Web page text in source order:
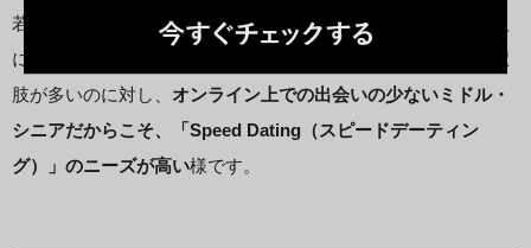
若者世代はデーティングアプリ（出会い系アプリ）などの普及
により、オフラインだけでなくオンライン上での出会いの選択
肢が多いのに対し、 オンライン上での出会いの少ないミドル・
シニアだからこそ、「Speed Dating（スピードデーティン
グ）」のニーズが高い様です。